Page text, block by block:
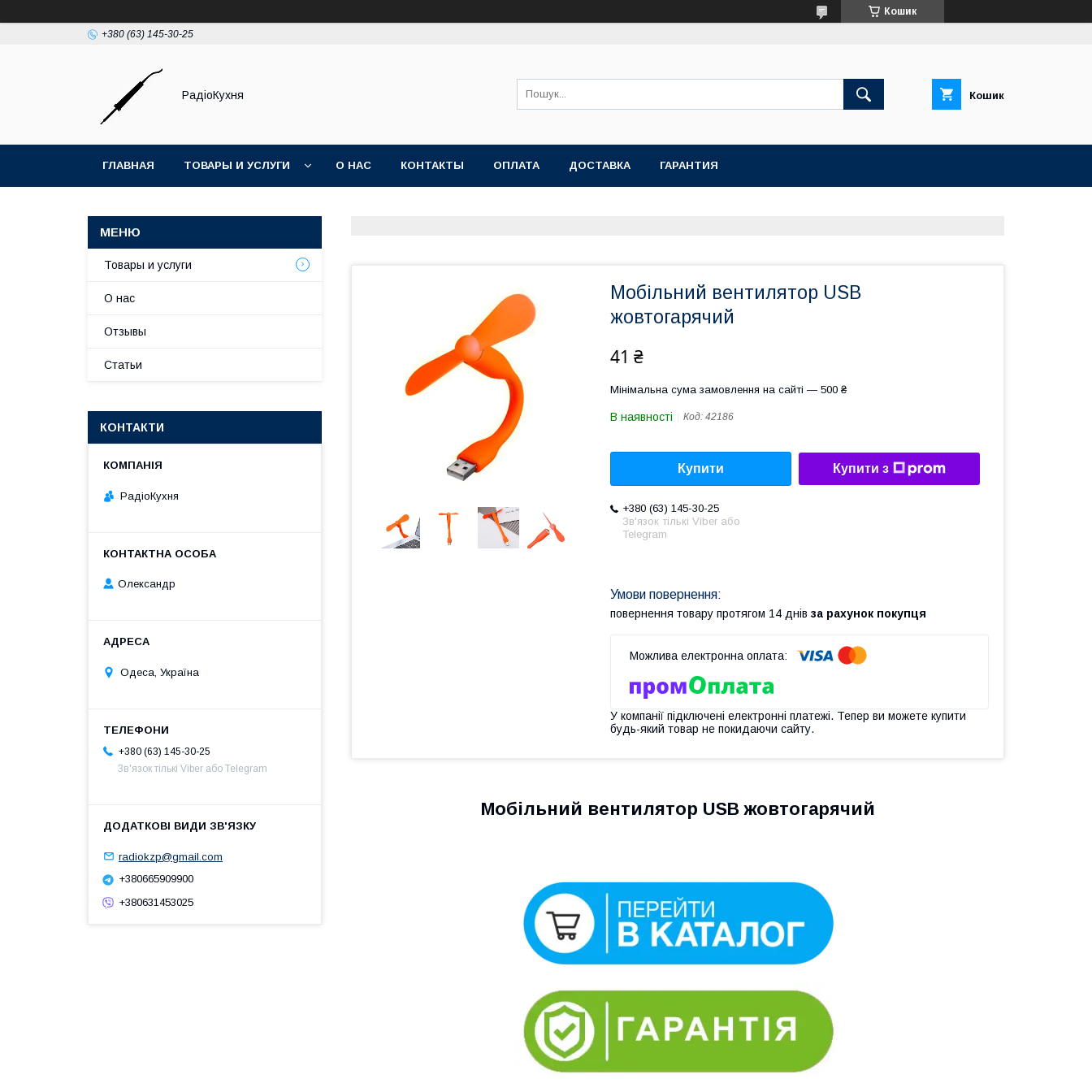
Кошик
+380 (63) 145-30-25
РадіоКухня Кошик
ГЛАВНАЯ ТОВАРЫ И УСЛУГИ О НАС КОНТАКТЫ ОПЛАТА ДОСТАВКА ГАРАНТИЯ
Мобільний вентилятор USB
жовтогарячий
41 ₴
Мінімальна сума замовлення на сайті — 500 ₴
В наявності Код: 42186
Купити Купити з
+380 (63) 145-30-25
Зв'язок тількі Viber або
Telegram
повернення товару протягом 14 днів за рахунок покупця
У компанії підключені електронні платежі. Тепер ви можете купити
будь-який товар не покидаючи сайту.
Мобільний вентилятор USB жовтогарячий
Товары и услуги
О нас
Отзывы
Статьи
КОНТАКТИ
РадіоКухня
Олександр
Одеса, Україна
+380 (63) 145-30-25
Зв'язок тількі Viber або Telegram
radiokzp@gmail.com
+380665909900
+380631453025